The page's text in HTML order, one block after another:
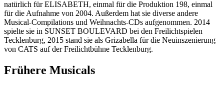
natürlich für ELISABETH, einmal für die Produktion 198, einmal
für die Aufnahme von 2004. Außerdem hat sie diverse andere
Musical-Compilations und Weihnachts-CDs aufgenommen. 2014
spielte sie in SUNSET BOULEVARD bei den Freilichtspielen
Tecklenburg, 2015 stand sie als Grizabella für die Neuinszenierung
von CATS auf der Freilichtbühne Tecklenburg.
Frühere Musicals